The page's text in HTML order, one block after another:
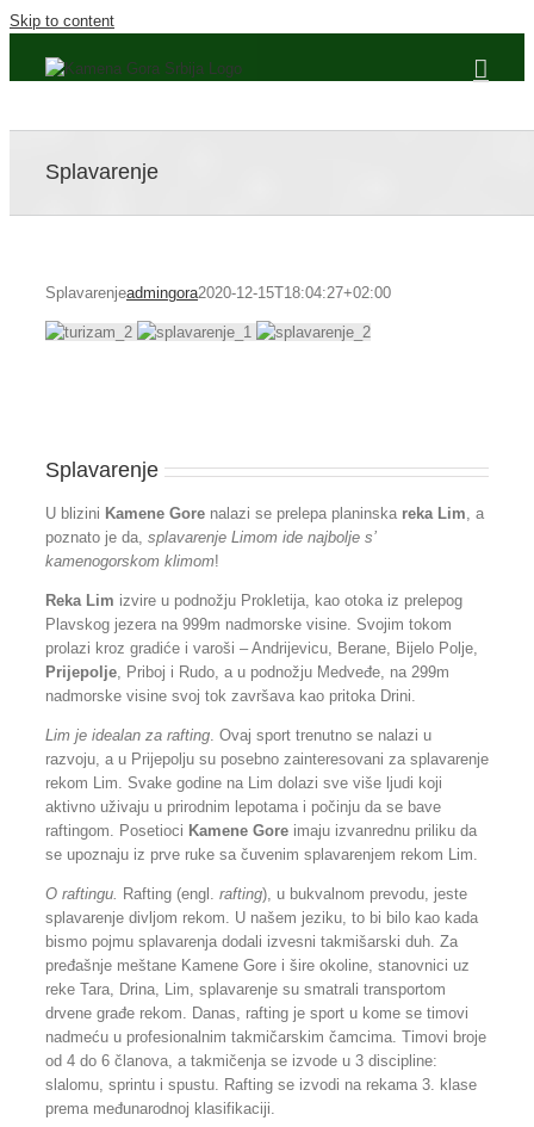
Skip to content
Splavarenje
Splavarenjeadmingora2020-12-15T18:04:27+02:00
Splavarenje
U blizini Kamene Gore nalazi se prelepa planinska reka Lim, a
poznato je da, splavarenje Limom ide najbolje s’
kamenogorskom klimom!
Reka Lim izvire u podnožju Prokletija, kao otoka iz prelepog
Plavskog jezera na 999m nadmorske visine. Svojim tokom
prolazi kroz gradiće i varoši – Andrijevicu, Berane, Bijelo Polje,
Prijepolje, Priboj i Rudo, a u podnožju Medveđe, na 299m
nadmorske visine svoj tok završava kao pritoka Drini.
Lim je idealan za rafting. Ovaj sport trenutno se nalazi u
razvoju, a u Prijepolju su posebno zainteresovani za splavarenje
rekom Lim. Svake godine na Lim dolazi sve više ljudi koji
aktivno uživaju u prirodnim lepotama i počinju da se bave
raftingom. Posetioci Kamene Gore imaju izvanrednu priliku da
se upoznaju iz prve ruke sa čuvenim splavarenjem rekom Lim.
O raftingu. Rafting (engl. rafting), u bukvalnom prevodu, jeste
splavarenje divljom rekom. U našem jeziku, to bi bilo kao kada
bismo pojmu splavarenja dodali izvesni takmišarski duh. Za
pređašnje meštane Kamene Gore i šire okoline, stanovnici uz
reke Tara, Drina, Lim, splavarenje su smatrali transportom
drvene građe rekom. Danas, rafting je sport u kome se timovi
nadmeću u profesionalnim takmičarskim čamcima. Timovi broje
od 4 do 6 članova, a takmičenja se izvode u 3 discipline:
slalomu, sprintu i spustu. Rafting se izvodi na rekama 3. klase
prema međunarodnoj klasifikaciji.